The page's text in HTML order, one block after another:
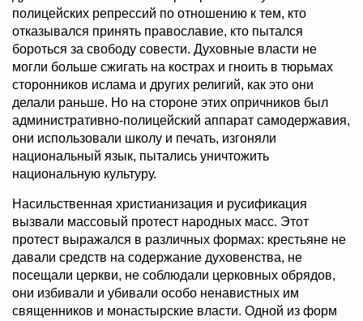
полицейских репрессий по отношению к тем, кто
отказывался принять православие, кто пытался
бороться за свободу совести. Духовные власти не
могли больше сжигать на кострах и гноить в тюрьмах
сторонников ислама и других религий, как это они
делали раньше. Но на стороне этих опричников был
административно-полицейский аппарат самодержавия,
они использовали школу и печать, изгоняли
национальный язык, пытались уничтожить
национальную культуру.
Насильственная христианизация и русификация
вызвали массовый протест народных масс. Этот
протест выражался в различных формах: крестьяне не
давали средств на содержание духовенства, не
посещали церкви, не соблюдали церковных обрядов,
они избивали и убивали особо ненавистных им
священников и монастырские власти. Одной из форм